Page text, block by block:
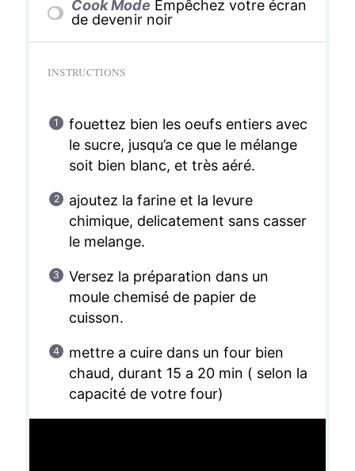
Cook Mode Empêchez votre écran
de devenir noir
INSTRUCTIONS
fouettez bien les oeufs entiers avec
le sucre, jusqu’a ce que le mélange
soit bien blanc, et très aéré.
ajoutez la farine et la levure
chimique, delicatement sans casser
le melange.
Versez la préparation dans un
moule chemisé de papier de
cuisson.
mettre a cuire dans un four bien
chaud, durant 15 a 20 min ( selon la
capacité de votre four)